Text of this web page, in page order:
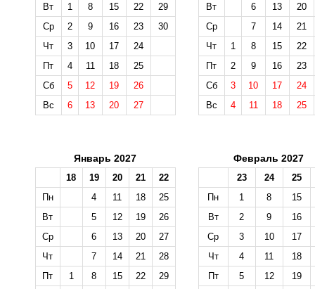
Вт
1 8 15 22
29
Ср
2 9 16 23
30
Чт
3 10 17
24
Пт
4 11 18
25
Сб
5 12 19
26
Вс
6 13 20 27
Вт
6 13
20
Ср
7 14
21
Чт
1 8 15
22
Пт
2 9 16
23
Сб
3 10 17
24
Вс
4 11 18 25
Январь 2027
18 19 20 21
22
Пн
4 11 18
25
Вт
5 12 19
26
Ср
6 13 20
27
Чт
7 14 21
28
Пт
1 8 15 22
29
Февраль 2027
23 24
25
Пн
1 8
15
Вт
2 9
16
Ср
3 10
17
Чт
4 11
18
Пт
5 12
19